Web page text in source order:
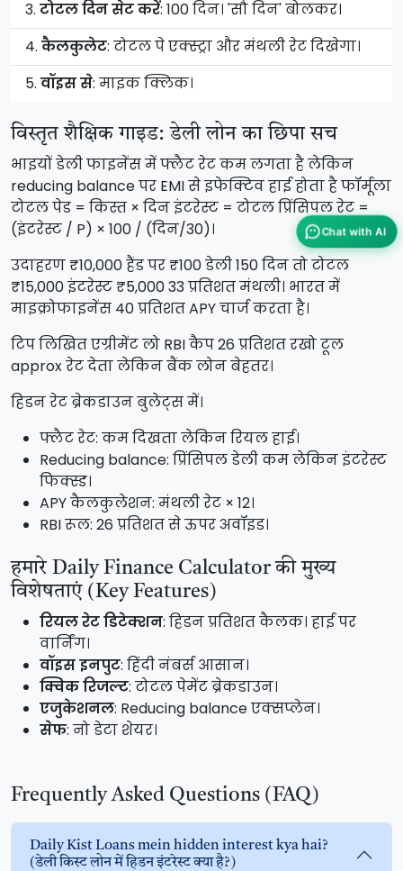
3. टोटल दिन सेट करें: 100 दिन। 'सौ दिन' बोलकर।
4. कैलकुलेट: टोटल पे एक्स्ट्रा और मंथली रेट दिखेगा।
5. वॉइस से: माइक क्लिक।
विस्तृत शैक्षिक गाइड: डेली लोन का छिपा सच
भाइयों डेली फाइनेंस में फ्लैट रेट कम लगता है लेकिन
reducing balance पर EMI से इफेक्टिव हाई होता है फॉर्मूला
टोटल पेड = किस्त × दिन इंटरेस्ट = टोटल प्रिंसिपल रेट =
(इंटरेस्ट / P) × 100 / (दिन/30)।
उदाहरण ₹10,000 हैंड पर ₹100 डेली 150 दिन तो टोटल
₹15,000 इंटरेस्ट ₹5,000 33 प्रतिशत मंथली। भारत में
माइक्रोफाइनेंस 40 प्रतिशत APY चार्ज करता है।
टिप लिखित एग्रीमेंट लो RBI कैप 26 प्रतिशत रखो टूल
approx रेट देता लेकिन बैंक लोन बेहतर।
हिडन रेट ब्रेकडाउन बुलेट्स में।
फ्लैट रेट: कम दिखता लेकिन रियल हाई।
Reducing balance: प्रिंसिपल डेली कम लेकिन इंटरेस्ट
फिक्स्ड।
APY कैलकुलेशन: मंथली रेट × 12।
RBI रूल: 26 प्रतिशत से ऊपर अवॉइड।
हमारे Daily Finance Calculator की मुख्य
विशेषताएं (Key Features)
रियल रेट डिटेक्शन: हिडन प्रतिशत कैलक। हाई पर
वार्निंग।
वॉइस इनपुट: हिंदी नंबर्स आसान।
क्विक रिजल्ट: टोटल पेमेंट ब्रेकडाउन।
एजुकेशनल: Reducing balance एक्सप्लेन।
सेफ: नो डेटा शेयर।
Frequently Asked Questions (FAQ)
Daily Kist Loans mein hidden interest kya hai?
(डेली किस्ट लोन में हिडन इंटरेस्ट क्या है?)
Chat with AI